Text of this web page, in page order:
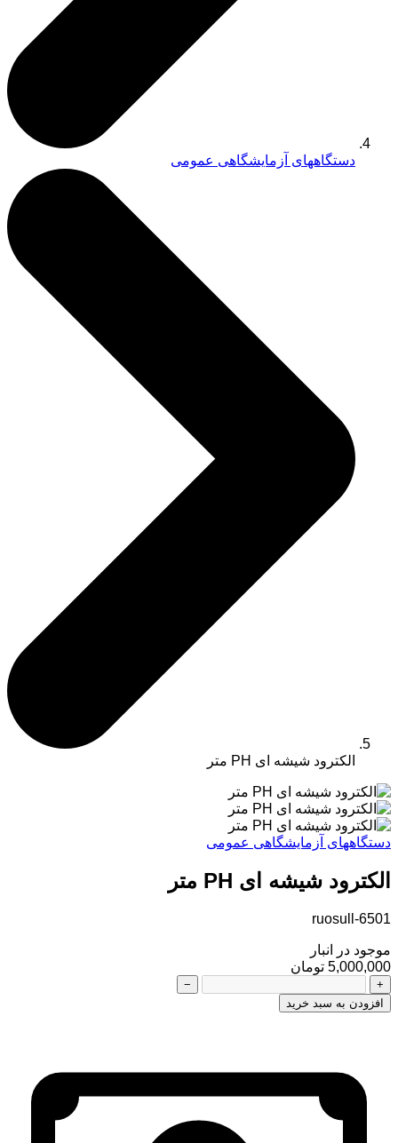
دستگاههای آزمایشگاهی عمومی
الکترود شیشه ای PH متر
دستگاههای آزمایشگاهی عمومی
الکترود شیشه ای PH متر
ruosull-6501
موجود در انبار
5,000,000 تومان
+
−
افزودن به سبد خرید